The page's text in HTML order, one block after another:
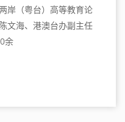
岸（粤台）高等教育论
文海、港澳台办副主任
余